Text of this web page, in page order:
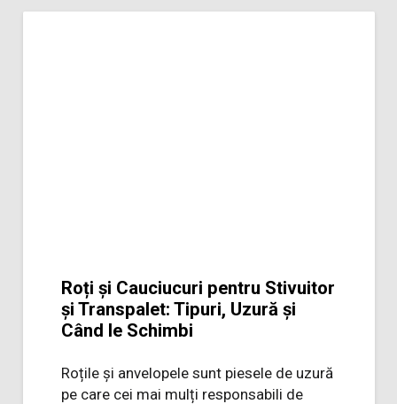
Roți și Cauciucuri pentru Stivuitor
și Transpalet: Tipuri, Uzură și
Când le Schimbi
Roțile și anvelopele sunt piesele de uzură
pe care cei mai mulți responsabili de